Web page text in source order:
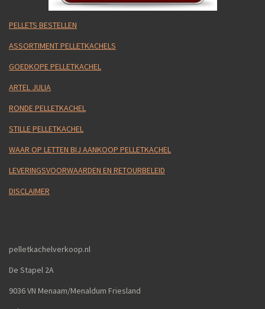
PELLETS BESTELLEN
ASSORTIMENT PELLETKACHELS
GOEDKOPE PELLETKACHEL
ARTEL JULIA
RONDE PELLETKACHEL
STILLE PELLETKACHEL
WAAR OP LETTEN BIJ AANKOOP PELLETKACHEL
LEVERINGSVOORWAARDEN EN RETOURBELEID
DISCLAIMER
pelletkachelverkoop.nl
De Stapel 2A
9036 VN Menaam/Menaldum Friesland